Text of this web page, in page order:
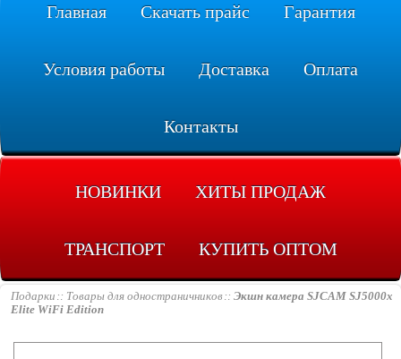
Главная Скачать прайс Гарантия
Условия работы Доставка Оплата
Контакты
НОВИНКИ ХИТЫ ПРОДАЖ
ТРАНСПОРТ КУПИТЬ ОПТОМ
Подарки Товары для одностраничников
Экшн камера SJCAM SJ5000x
Elite WiFi Edition